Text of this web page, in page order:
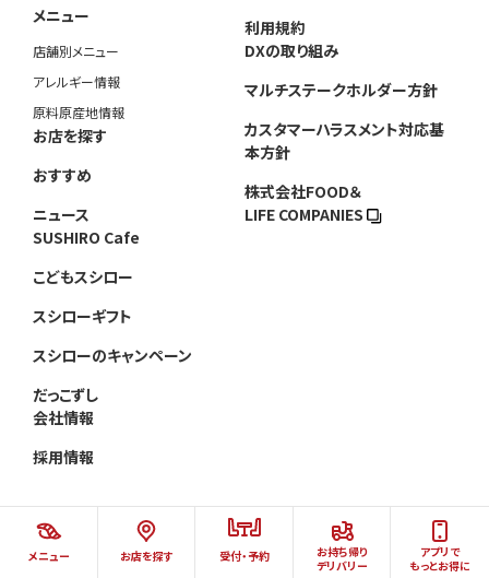
メニュー お店を探す 受付・予約
お持ち帰り
デリバリー
アプリで
もっとお得に
メニュー
店舗別メニュー
アレルギー情報
原料原産地情報
お店を探す
おすすめ
ニュース
SUSHIRO Cafe
こどもスシロー
スシローギフト
スシローのキャンペーン
だっこずし
会社情報
採用情報
利用規約
DXの取り組み
マルチステークホルダー方針
カスタマーハラスメント対応基
本方針
株式会社FOOD＆
LIFE COMPANIES
©AKINDO SUSHIRO CO.,LTD.ALL RIGHTS RESERVED.